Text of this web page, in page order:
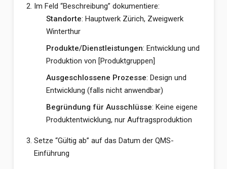
Im Feld “Beschreibung” dokumentiere:
Standorte: Hauptwerk Zürich, Zweigwerk
Winterthur
Produkte/Dienstleistungen: Entwicklung und
Produktion von [Produktgruppen]
Ausgeschlossene Prozesse: Design und
Entwicklung (falls nicht anwendbar)
Begründung für Ausschlüsse: Keine eigene
Produktentwicklung, nur Auftragsproduktion
Setze “Gültig ab” auf das Datum der QMS-
Einführung